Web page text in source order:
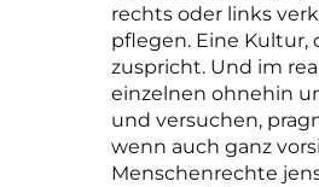
rechts oder links
pflegen. Eine Kultur,
zuspricht. Und im
einzelnen ohnehin
und versuchen,
wenn auch ganz
Menschenrechte